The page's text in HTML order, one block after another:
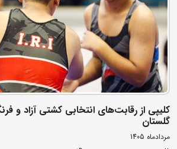
کلیپی از رقابت‌های انتخابی کشتی آزاد و
گلستان
مردادماه 1405